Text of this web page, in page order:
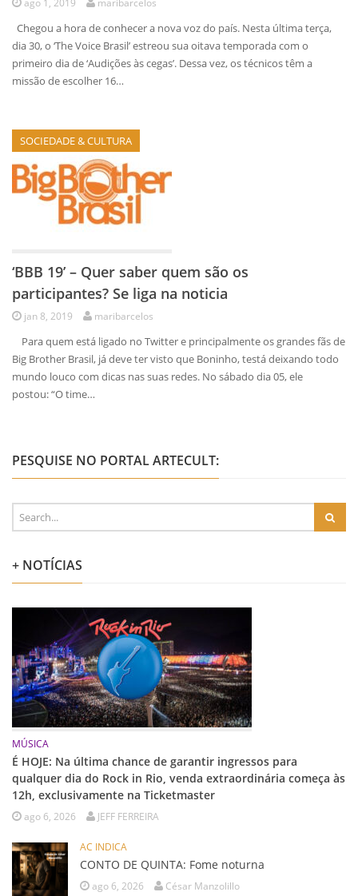
ago 1, 2019 maribarcelos
Chegou a hora de conhecer a nova voz do país. Nesta última terça,
dia 30, o ‘The Voice Brasil’ estreou sua oitava temporada com o
primeiro dia de ‘Audições às cegas’. Dessa vez, os técnicos têm a
missão de escolher 16…
SOCIEDADE & CULTURA
‘BBB 19’ – Quer saber quem são os
participantes? Se liga na noticia
jan 8, 2019 maribarcelos
Para quem está ligado no Twitter e principalmente os grandes fãs de
Big Brother Brasil, já deve ter visto que Boninho, testá deixando todo
mundo louco com dicas nas suas redes. No sábado dia 05, ele
postou: “O time…
PESQUISE NO PORTAL ARTECULT:
+ NOTÍCIAS
MÚSICA
É HOJE: Na última chance de garantir ingressos para
qualquer dia do Rock in Rio, venda extraordinária começa às
12h, exclusivamente na Ticketmaster
ago 6, 2026 JEFF FERREIRA
AC INDICA
CONTO DE QUINTA: Fome noturna
ago 6, 2026 César Manzolillo